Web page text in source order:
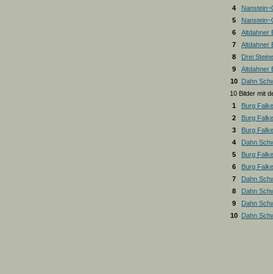
4
5
6
Altdahner
7
Altdahner
8
Drei
9
Altdahner
10
Dahn
10 Bilder mit
1
Burg
2
Burg
3
Burg
4
Dahn
5
Burg
6
Burg
7
Dahn
8
Dahn
9
Dahn
10
Dahn